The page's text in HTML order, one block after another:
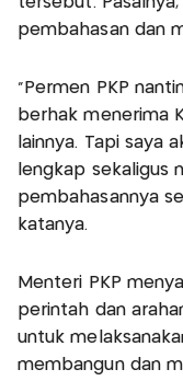
pembahasan dan
"Permen PKP
berhak menerima
lainnya. Tapi saya
lengkap sekaligus
pembahasannya
katanya.
Menteri PKP
perintah dan
untuk
membangun dan